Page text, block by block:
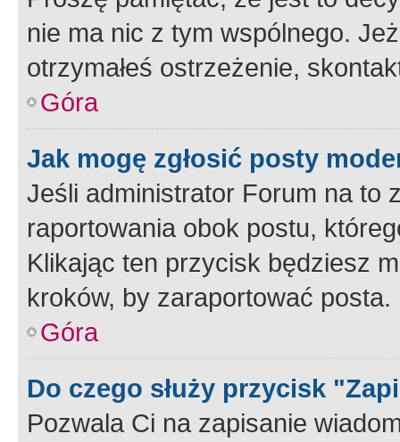
nie ma nic z tym wspólnego.
otrzymałeś ostrzeżenie,
Góra
Jak mogę zgłosić posty
Jeśli administrator Forum na to
raportowania obok postu,
Klikając ten przycisk będziesz
kroków, by zaraportować posta.
Góra
Do czego służy przycisk
Pozwala Ci na zapisanie